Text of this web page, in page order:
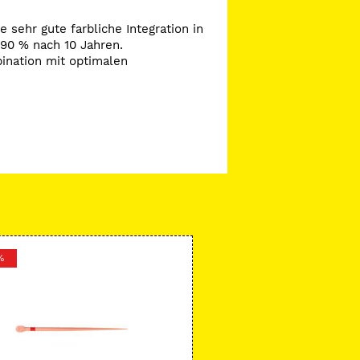
sehr gute farbliche Integration in
% nach 10 Jahren.
mit optimalen